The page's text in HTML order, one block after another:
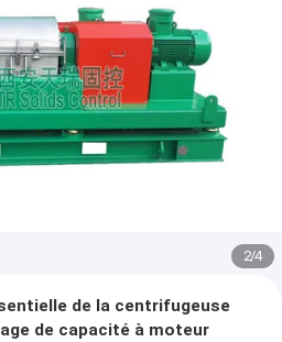
2/4
de la centrifugeuse
de capacité à moteur